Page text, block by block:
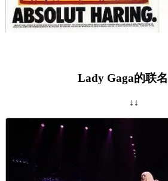
Lady Gaga的联
↓↓